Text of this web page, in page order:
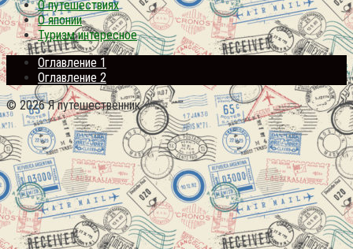
О путешествиях
О японии
Туризм интересное
Оглавление 1
Оглавление 2
© 2026 Я путешественник